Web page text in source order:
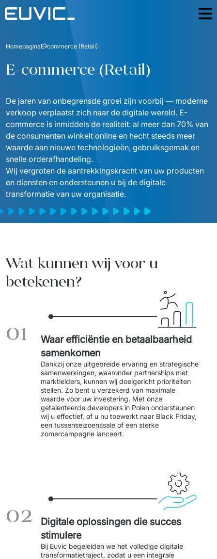
Industrieën
Energie
Financiële dienstverlening en verzekeringen
Industrie en productie
Logistiek
Media en communicatie
Publieke sector
E-commerce
Telecommunicatie en media
De juiste mensen
Contact
Landen
HomepaginaE-commerce (Retail)
E-commerce (Retail)
De jaren van onbegrensde groei zijn voorbij — moderne
verkoop verplaatst zich naar de digitale wereld. E-
commerce is inmiddels de realiteit: al meer dan 70% van
de consumenten winkelt online en hecht steeds meer
waarde aan nieuwe technologieën, gebruiksgemak en
snelle orderafhandeling.
Wij vergroten de aantrekkingskracht van uw producten
en diensten en ondersteunen u bij de digitale
transformatie van uw organisatie.
Wat kunnen wij voor u
betekenen?
01
Waar efficiëntie en betaalbaarheid
samenkomen
Dankzij onze uitgebreide ervaring en strategische
samenwerkingen, waaronder partnerships met
marktleiders, kunnen wij doelgericht prioriteiten
stellen. Zo bent u verzekerd van maximale
waarde voor uw investering. Met onze
getalenteerde developers in Polen ondersteunen
wij u effectief, of u nu toewerkt naar Black Friday,
een tussenseizoenssale of een sterke
zomercampagne lanceert.
02
Digitale oplossingen die succes
stimulere
Bij Euvic begeleiden we het volledige digitale
transformatietraject, zodat u een integrale